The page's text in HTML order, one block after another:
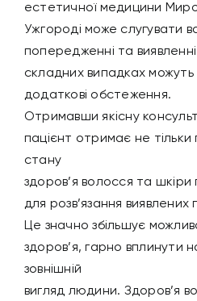
естетичної медицини
Ужгороді може слугувати
попередженні та
складних випадках
додаткові обстеження.
Отримавши якісну
пацієнт отримає не тільки
стану
здоров’я волосся та шкіри
для розв’язання виявлених
Це значно збільшує
здоров’я, гарно вплинути
зовнішній
вигляд людини. Здоров’я